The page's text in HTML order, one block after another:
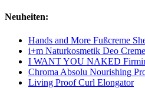
Neuheiten:
Hands and More Fußcreme
i+m Naturkosmetik Deo
I WANT YOU NAKED
Chroma Absolu Nourishing
Living Proof Curl Elongator